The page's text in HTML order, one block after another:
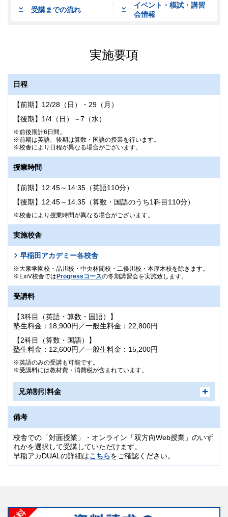
受講までの流れ
イベント・模試・講習
会情報
実施要項
日程
【前期】12/28（日）・29（月）
【後期】1/4（日）～7（水）
前後期計6日間。
前期は英語、後期は算数・国語の授業を行います。
校舎により日程が異なる場合がございます。
授業時間
【前期】12:45～14:35（英語110分）
【後期】12:45～14:35（算数・国語のうち1科目110分）
校舎により授業時間が異なる場合がございます。
実施校舎
早稲田アカデミー各校舎
大泉学園校・品川校・中央林間校・二俣川校・本厚木校を除きます。
ExiV校舎では Progressコースの冬期講習会を実施致します。
受講料
【3科目（英語・算数・国語）】
塾生料金：18,900円／一般生料金：22,800円
【2科目（算数・国語）】
塾生料金：12,600円／一般生料金：15,200円
英語のみの受講も可能です。
受講料には教材費・消費税が含まれています。
兄弟割引料金
ご兄弟でお申し込みの場合、お二人目からは「兄弟割引」が適
用されます。
割引額：上記正規料金から「5,000円割引」
受講ブランドまたはコース・受講科目・受講期間により、「兄弟割引」
が適用されない場合があります。
詳しくは各校舎事務受付までお問い合わせください。
備考
校舎での「対面授業」・オンライン「双方向Web授業」のいず
れかを選択して受講していただけます。
早稲アカDUALの詳細はこちらをご確認ください。